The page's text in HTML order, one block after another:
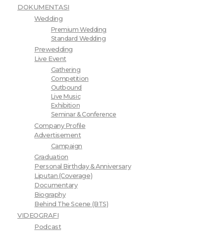
DOKUMENTASI
Wedding
Premium Wedding
Standard Wedding
Prewedding
Live Event
Gathering
Competition
Outbound
Live Music
Exhibition
Seminar & Conference
Company Profile
Advertisement
Campaign
Graduation
Personal Birthday & Anniversary
Liputan (Coverage)
Documentary
Biography
Behind The Scene (BTS)
VIDEOGRAFI
Podcast